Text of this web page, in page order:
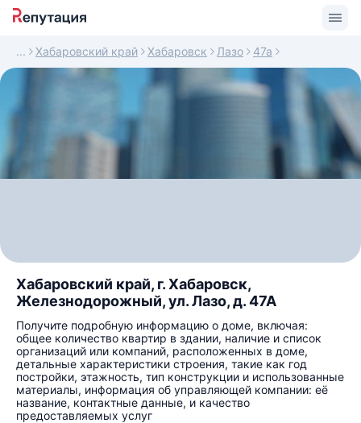
Хабаровский край Хабаровск Лазо 47а
Хабаровский край, г. Хабаровск,
Железнодорожный, ул. Лазо, д. 47А
Получите подробную информацию о доме, включая:
общее количество квартир в здании, наличие и список
организаций или компаний, расположенных в доме,
детальные характеристики строения, такие как год
постройки, этажность, тип конструкции и использованные
материалы, информация об управляющей компании: её
название, контактные данные, и качество
предоставляемых услуг